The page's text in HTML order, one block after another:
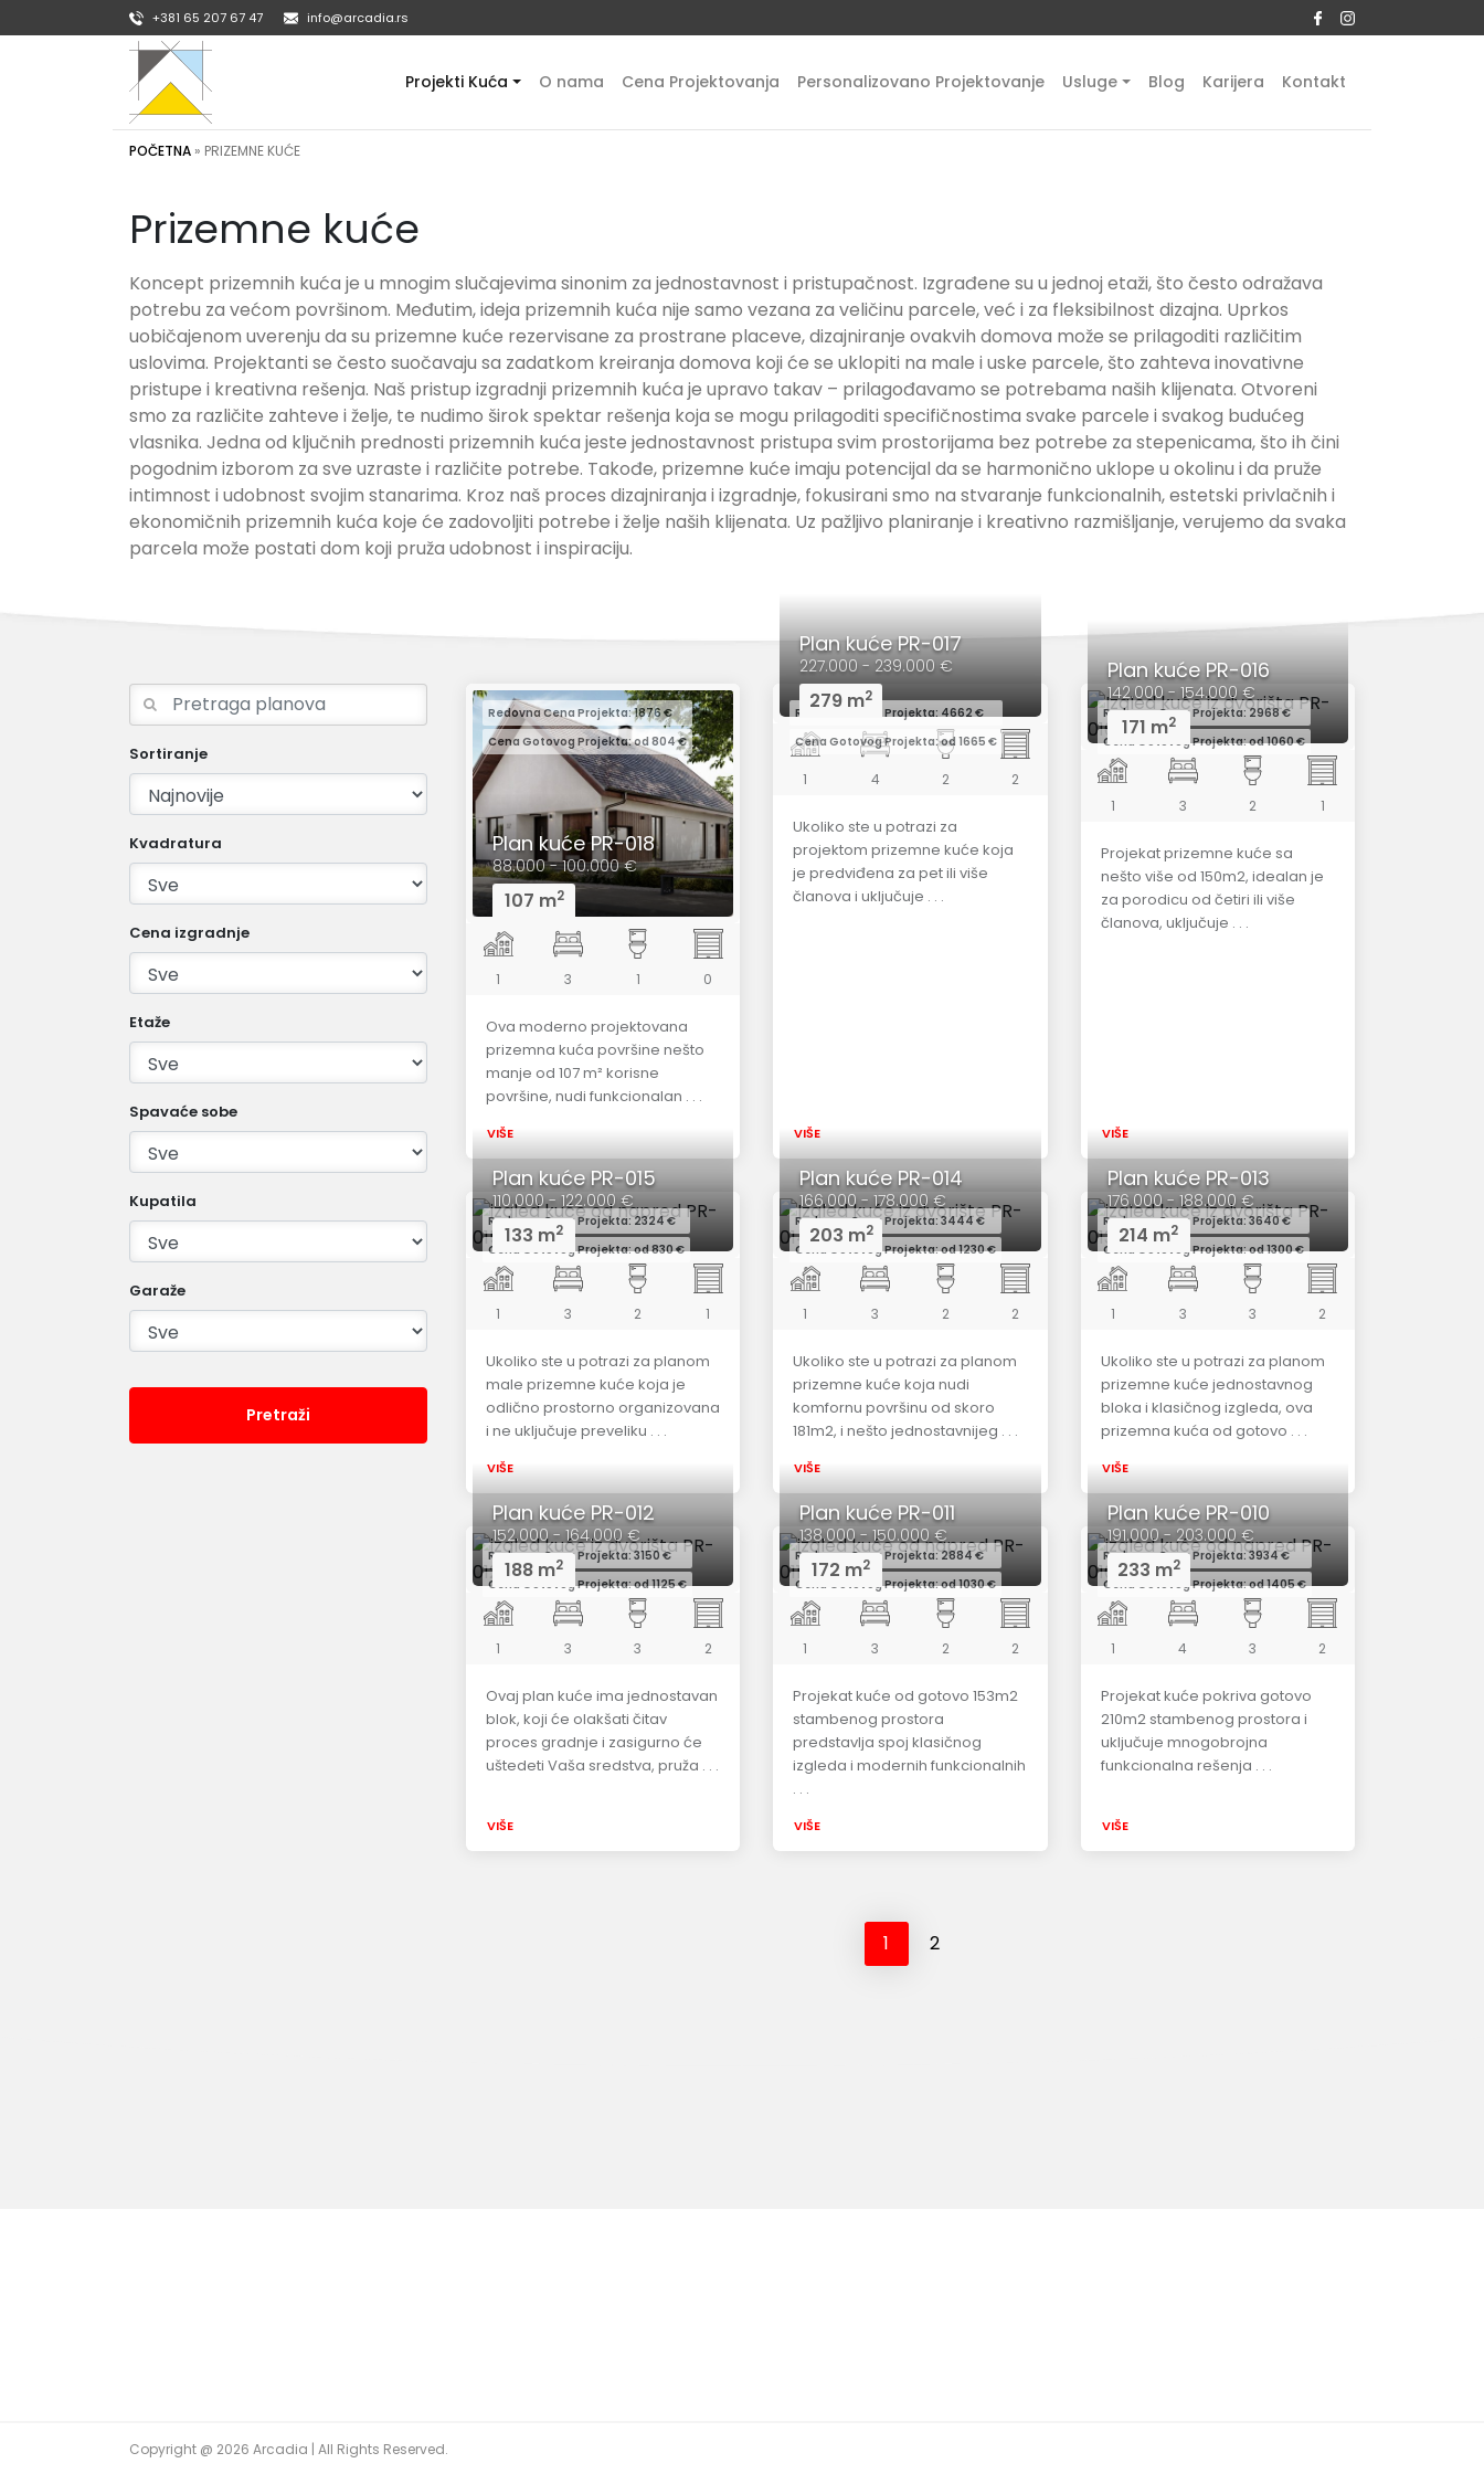
+381 65 207 67 47 info@arcadia.rs
Projekti Kuća O nama Cena Projektovanja Personalizovano Projektovanje Usluge Blog Karijera Kontakt
POČETNA » PRIZEMNE KUĆE
Prizemne kuće
Koncept prizemnih kuća je u mnogim slučajevima sinonim za jednostavnost i pristupačnost. Izgrađene su u jednoj etaži, što često odražava
potrebu za većom površinom. Međutim, ideja prizemnih kuća nije samo vezana za veličinu parcele, već i za fleksibilnost dizajna. Uprkos
uobičajenom uverenju da su prizemne kuće rezervisane za prostrane placeve, dizajniranje ovakvih domova može se prilagoditi različitim
uslovima. Projektanti se često suočavaju sa zadatkom kreiranja domova koji će se uklopiti na male i uske parcele, što zahteva inovativne
pristupe i kreativna rešenja. Naš pristup izgradnji prizemnih kuća je upravo takav – prilagođavamo se potrebama naših klijenata. Otvoreni
smo za različite zahteve i želje, te nudimo širok spektar rešenja koja se mogu prilagoditi specifičnostima svake parcele i svakog budućeg
vlasnika. Jedna od ključnih prednosti prizemnih kuća jeste jednostavnost pristupa svim prostorijama bez potrebe za stepenicama, što ih čini
pogodnim izborom za sve uzraste i različite potrebe. Takođe, prizemne kuće imaju potencijal da se harmonično uklope u okolinu i da pruže
intimnost i udobnost svojim stanarima. Kroz naš proces dizajniranja i izgradnje, fokusirani smo na stvaranje funkcionalnih, estetski privlačnih i
ekonomičnih prizemnih kuća koje će zadovoljiti potrebe i želje naših klijenata. Uz pažljivo planiranje i kreativno razmišljanje, verujemo da svaka
parcela može postati dom koji pruža udobnost i inspiraciju.
Sortiranje
Kvadratura
Cena izgradnje
Etaže
Spavaće sobe
Kupatila
Garaže
Pretraži
Redovna Cena Projekta: 1876 €
Cena Gotovog Projekta: od 804 €
Plan kuće PR-018
88.000 - 100.000 €
107 m2
1 3 1 0
Ova moderno projektovana
prizemna kuća površine nešto
manje od 107 m² korisne
površine, nudi funkcionalan . . .
VIŠE
Redovna Cena Projekta: 4662 €
Cena Gotovog Projekta: od 1665 €
Plan kuće PR-017
227.000 - 239.000 €
279 m2
1 4 2 2
Ukoliko ste u potrazi za
projektom prizemne kuće koja
je predviđena za pet ili više
članova i uključuje . . .
VIŠE
Redovna Cena Projekta: 2968 €
Cena Gotovog Projekta: od 1060 €
Plan kuće PR-016
142.000 - 154.000 €
171 m2
1 3 2 1
Projekat prizemne kuće sa
nešto više od 150m2, idealan je
za porodicu od četiri ili više
članova, uključuje . . .
VIŠE
Redovna Cena Projekta: 2324 €
Cena Gotovog Projekta: od 830 €
Plan kuće PR-015
110.000 - 122.000 €
133 m2
1 3 2 1
Ukoliko ste u potrazi za planom
male prizemne kuće koja je
odlično prostorno organizovana
i ne uključuje preveliku . . .
VIŠE
Redovna Cena Projekta: 3444 €
Cena Gotovog Projekta: od 1230 €
Plan kuće PR-014
166.000 - 178.000 €
203 m2
1 3 2 2
Ukoliko ste u potrazi za planom
prizemne kuće koja nudi
komfornu površinu od skoro
181m2, i nešto jednostavnijeg . . .
VIŠE
Redovna Cena Projekta: 3640 €
Cena Gotovog Projekta: od 1300 €
Plan kuće PR-013
176.000 - 188.000 €
214 m2
1 3 3 2
Ukoliko ste u potrazi za planom
prizemne kuće jednostavnog
bloka i klasičnog izgleda, ova
prizemna kuća od gotovo . . .
VIŠE
Redovna Cena Projekta: 3150 €
Cena Gotovog Projekta: od 1125 €
Plan kuće PR-012
152.000 - 164.000 €
188 m2
1 3 3 2
Ovaj plan kuće ima jednostavan
blok, koji će olakšati čitav
proces gradnje i zasigurno će
uštedeti Vaša sredstva, pruža . . .
VIŠE
Redovna Cena Projekta: 2884 €
Cena Gotovog Projekta: od 1030 €
Plan kuće PR-011
138.000 - 150.000 €
172 m2
1 3 2 2
Projekat kuće od gotovo 153m2
stambenog prostora
predstavlja spoj klasičnog
izgleda i modernih funkcionalnih
. . .
VIŠE
Redovna Cena Projekta: 3934 €
Cena Gotovog Projekta: od 1405 €
Plan kuće PR-010
191.000 - 203.000 €
233 m2
1 4 3 2
Projekat kuće pokriva gotovo
210m2 stambenog prostora i
uključuje mnogobrojna
funkcionalna rešenja . . .
VIŠE
1 2
Copyright @ 2026 Arcadia | All Rights Reserved.